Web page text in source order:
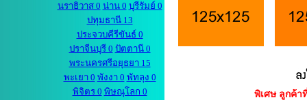
นราธิวาส 0 น่าน 0 บุรีรัมย์ 0
ปทุมธานี 13
ประจวบคีรีขันธ์ 0
ปราจีนบุรี 0 ปัตตานี 0
พระนครศรีอยุธยา 15
พะเยา 0 พังงา 0 พัทลุง 0
พิจิตร 0 พิษณุโลก 0
พิเศษ ลูกค้า